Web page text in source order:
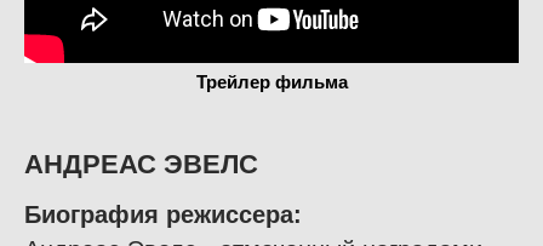
Трейлер фильма
АНДРЕАС ЭВЕЛС
Биография режиссера: